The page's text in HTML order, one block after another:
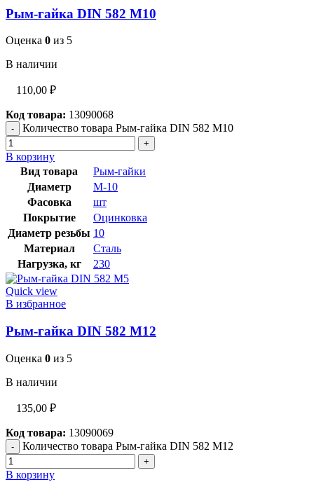
Рым-гайка DIN 582 М10
Оценка 0 из 5
В наличии
110,00 ₽
Код товара: 13090068
Количество товара Рым-гайка DIN 582 М10
В корзину
Вид товара
Рым-гайки
Диаметр
М-10
Фасовка
шт
Покрытие
Оцинковка
Диаметр резьбы 10
Материал
Сталь
Нагрузка, кг
230
Quick view
В избранное
Рым-гайка DIN 582 М12
Оценка 0 из 5
В наличии
135,00 ₽
Код товара: 13090069
Количество товара Рым-гайка DIN 582 М12
В корзину